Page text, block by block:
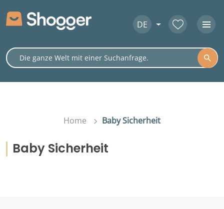
DE
Home Baby Sicherheit
Baby Sicherheit